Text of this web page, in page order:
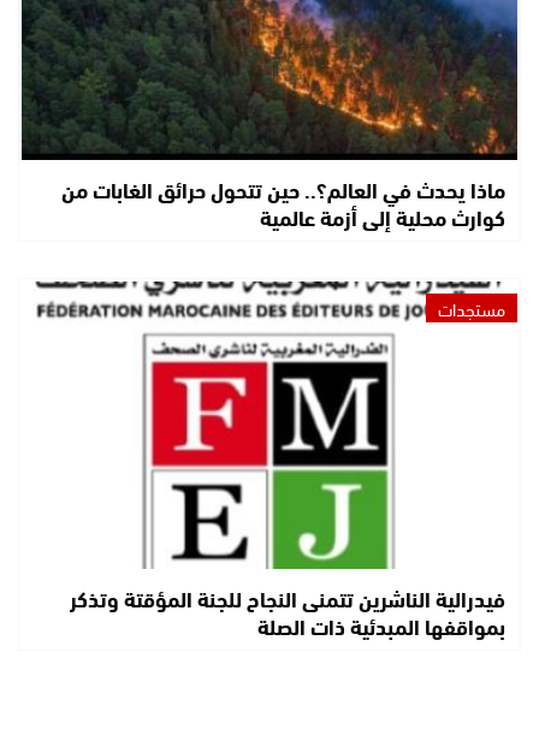
ماذا يحدث في العالم؟.. حين تتحول حرائق الغابات من
كوارث محلية إلى أزمة عالمية
مستجدات
فيدرالية الناشرين تتمنى النجاح للجنة المؤقتة وتذكر
بمواقفها المبدئية ذات الصلة